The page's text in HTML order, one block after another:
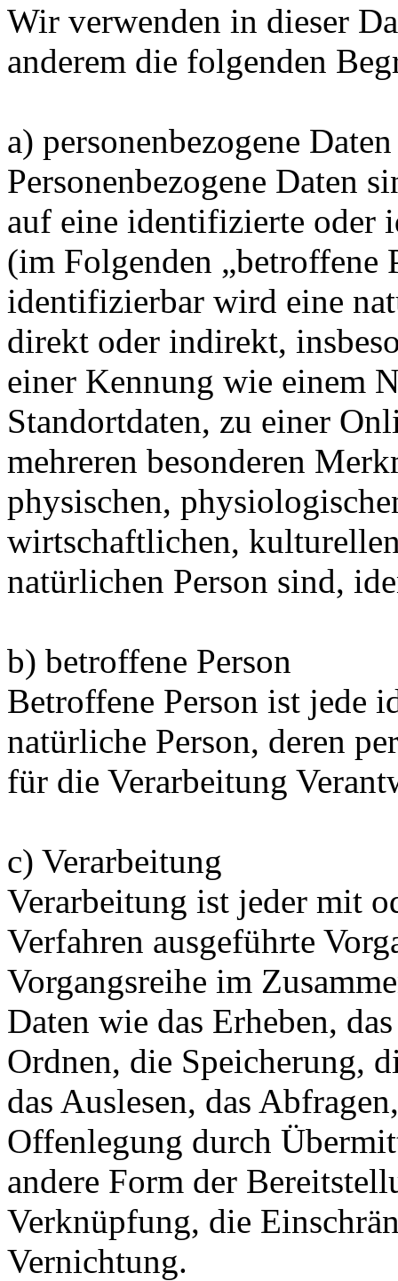
Wir verwenden in dieser
anderem die folgenden
a) personenbezogene Daten
Personenbezogene Daten
auf eine identifizierte oder
(im Folgenden „betroffene
identifizierbar wird eine
direkt oder indirekt,
einer Kennung wie einem
Standortdaten, zu einer
mehreren besonderen
physischen,
wirtschaftlichen,
natürlichen Person sind,
b) betroffene Person
Betroffene Person ist jede
natürliche Person, deren
für die Verarbeitung
c) Verarbeitung
Verarbeitung ist jeder mit
Verfahren ausgeführte
Vorgangsreihe im
Daten wie das Erheben,
Ordnen, die Speicherung,
das Auslesen, das
Offenlegung durch
andere Form der
Verknüpfung, die
Vernichtung.